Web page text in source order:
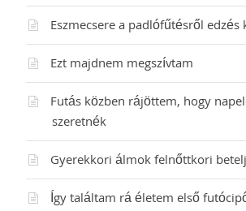
Eszmecsere a padlófűtésről edzés
Ezt majdnem megszívtam
Futás közben rájöttem, hogy
szeretnék
Gyerekkori álmok felnőttkori
Így találtam rá életem első